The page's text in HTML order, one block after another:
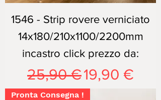
1546 - Strip rovere verniciato
14x180/210x1100/2200mm
incastro click prezzo da:
Prezzo regolare
25,90 €Prezzo
19,90 €
Pronta Consegna !